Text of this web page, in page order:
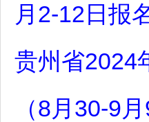
月2-12日报
贵州省2024
（8月30-9